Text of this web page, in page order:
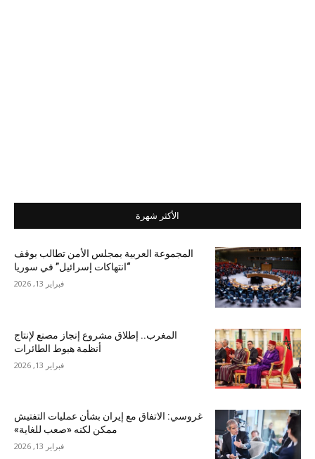
الأكثر شهرة
المجموعة العربية بمجلس الأمن تطالب بوقف
“انتهاكات إسرائيل” في سوريا
فبراير 13, 2026
المغرب.. إطلاق مشروع إنجاز مصنع لإنتاج
أنظمة هبوط الطائرات
فبراير 13, 2026
غروسي: الاتفاق مع إيران بشأن عمليات التفتيش
ممكن لكنه «صعب للغاية»
فبراير 13, 2026